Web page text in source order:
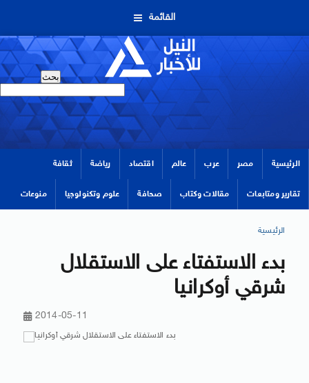
القائمة
الرئيسية مصر عرب عالم اقتصاد رياضة ثقافة
تقارير ومتابعات مقالات وكتاب صحافة علوم وتكنولوجيا منوعات
الرئيسية
بدء الاستفتاء على الاستقلال
شرقي أوكرانيا
2014-05-11